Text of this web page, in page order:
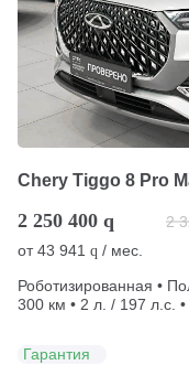
Chery Tiggo 8 Pro
2 250 400 q 2
от43 941 q / мес.
Роботизированная •
300 км • 2 л. / 197 л.с.
Гарантия